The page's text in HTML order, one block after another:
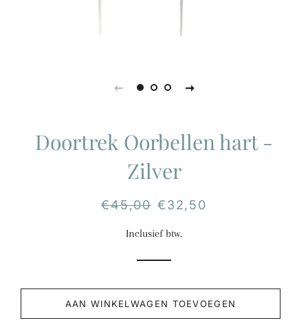
Doortrek Oorbellen hart -
Zilver
Normale
€45,00 Aanbiedingsprijs
€32,50
Inclusief btw.
AAN WINKELWAGEN TOEVOEGEN